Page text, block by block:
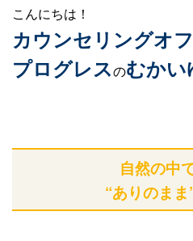
こんにちは！
カウンセリングオ
プログレスのむかい
自然の中
“ありのま